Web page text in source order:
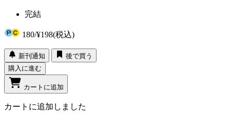
完結
180/¥198(税込)
新刊通知
後で買う
購入に進む
カートに追加
カートに追加しました